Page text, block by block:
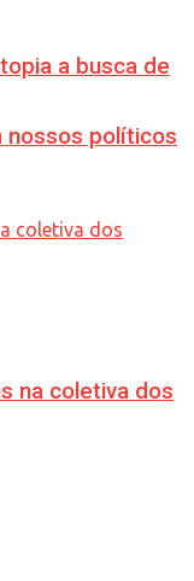
a busca de
nossos políticos
na coletiva dos